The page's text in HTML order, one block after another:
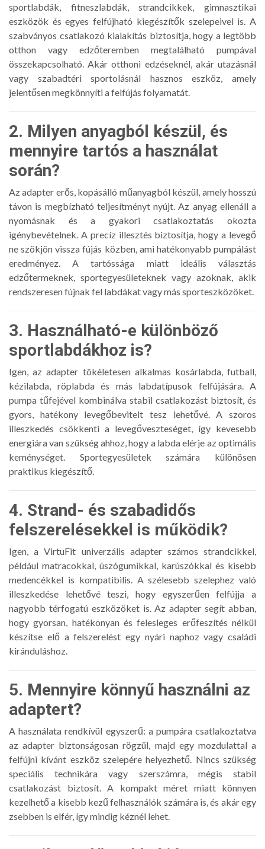
sportlabdák, fitneszlabdák, strandcikkek, gimnasztikai
eszközök és egyes felfújható kiegészítők szelepeivel is. A
szabványos csatlakozó kialakítás biztosítja, hogy a legtöbb
otthon vagy edzőteremben megtalálható pumpával
összekapcsolható. Akár otthoni edzéseknél, akár utazásnál
vagy szabadtéri sportolásnál hasznos eszköz, amely
jelentősen megkönnyíti a felfújás folyamatát.
2. Milyen anyagból készül, és
mennyire tartós a használat
során?
Az adapter erős, kopásálló műanyagból készül, amely hosszú
távon is megbízható teljesítményt nyújt. Az anyag ellenáll a
nyomásnak és a gyakori csatlakoztatás okozta
igénybevételnek. A precíz illesztés biztosítja, hogy a levegő
ne szökjön vissza fújás közben, ami hatékonyabb pumpálást
eredményez. A tartóssága miatt ideális választás
edzőtermeknek, sportegyesületeknek vagy azoknak, akik
rendszeresen fújnak fel labdákat vagy más sporteszközöket.
3. Használható-e különböző
sportlabdákhoz is?
Igen, az adapter tökéletesen alkalmas kosárlabda, futball,
kézilabda, röplabda és más labdatípusok felfújására. A
pumpa tűfejével kombinálva stabil csatlakozást biztosít, és
gyors, hatékony levegőbevitelt tesz lehetővé. A szoros
illeszkedés csökkenti a levegőveszteséget, így kevesebb
energiára van szükség ahhoz, hogy a labda elérje az optimális
keménységet. Sportegyesületek számára különösen
praktikus kiegészítő.
4. Strand- és szabadidős
felszerelésekkel is működik?
Igen, a VirtuFit univerzális adapter számos strandcikkel,
például matracokkal, úszógumikkal, karúszókkal és kisebb
medencékkel is kompatibilis. A szélesebb szelephez való
illeszkedése lehetővé teszi, hogy egyszerűen felfújja a
nagyobb térfogatú eszközöket is. Az adapter segít abban,
hogy gyorsan, hatékonyan és felesleges erőfeszítés nélkül
készítse elő a felszerelést egy nyári naphoz vagy családi
kiránduláshoz.
5. Mennyire könnyű használni az
adaptert?
A használata rendkívül egyszerű: a pumpára csatlakoztatva
az adapter biztonságosan rögzül, majd egy mozdulattal a
felfújni kívánt eszköz szelepére helyezhető. Nincs szükség
speciális technikára vagy szerszámra, mégis stabil
csatlakozást biztosít. A kompakt méret miatt könnyen
kezelhető a kisebb kezű felhasználók számára is, és akár egy
zsebben is elfér, így mindig kéznél lehet.